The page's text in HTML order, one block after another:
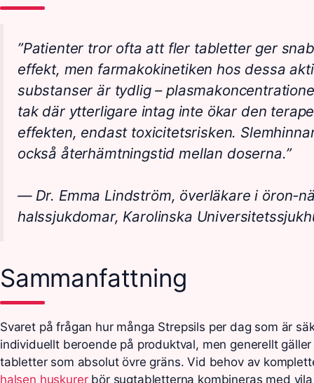
”Patienter tror ofta att fler tabletter ger
effekt, men farmakokinetiken hos dessa
substanser är tydlig –
tak där ytterligare intag inte ökar den
effekten, endast toxicitetsrisken.
också återhämtningstid mellan doserna.”
— Dr. Emma Lindström, överläkare i öron-
halssjukdomar, Karolinska
Sammanfattning
Svaret på frågan hur många Strepsils per dag som är
individuellt beroende på produktval, men generellt
tabletter som absolut övre gräns. Vid behov av
halsen huskurerbör sugtabletterna kombineras med